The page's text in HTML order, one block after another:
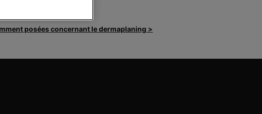
posées concernant le dermaplaning >